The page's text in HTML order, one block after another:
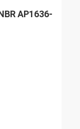
AP1636-